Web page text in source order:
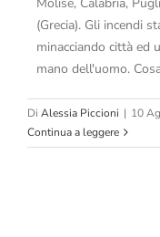
(Grecia). Gli incendi
minacciando città ed
mano dell'uomo.
Di Alessia Piccioni | 10
Continua a leggere